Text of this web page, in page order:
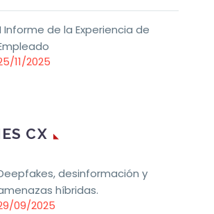
Informe de la Experiencia de
11/2025
CX
desinformación y
híbridas.
09/2025